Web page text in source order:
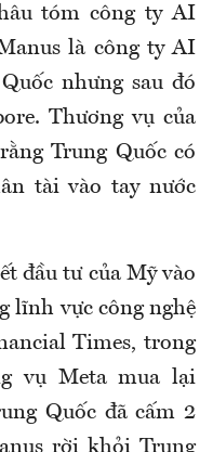
tóm công ty AI
là công ty AI
nhưng sau đó
Thương vụ của
Trung Quốc có
tài vào tay nước
đầu tư của Mỹ vào
lĩnh vực công nghệ
Times, trong
vụ Meta mua lại
Quốc đã cấm 2